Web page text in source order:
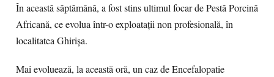
În această săptămână, a fost stins ultimul focar de Pestă Porcină
Africană, ce evolua într-o exploatații non profesională, în
localitatea Ghirișa.
Mai evoluează, la această oră, un caz de Encefalopatie